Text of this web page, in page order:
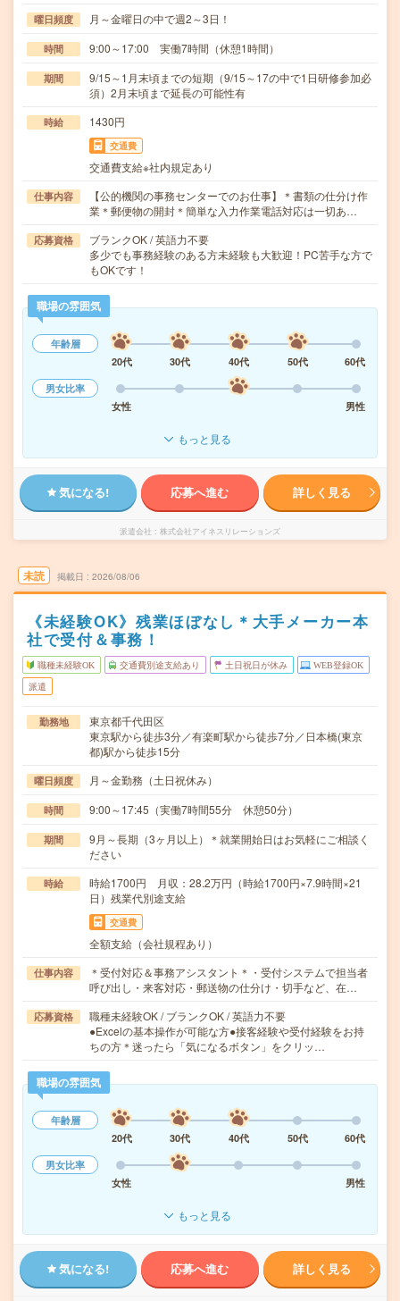
曜日頻度 月～金曜日の中で週2～3日！
時間 9:00～17:00 実働7時間（休憩1時間）
期間
9/15～1月末頃までの短期（9/15～17の中で1日研修参加必
須）2月末頃まで延長の可能性有
時給 1430円
交通費
交通費支給※社内規定あり
仕事内容
【公的機関の事務センターでのお仕事】＊書類の仕分け作
業＊郵便物の開封＊簡単な入力作業電話対応は一切あ…
応募資格
ブランクOK / 英語力不要
多少でも事務経験のある方未経験も大歓迎！PC苦手な方で
もOKです！
職場の雰囲気
年齢層
20代
30代 40代 50代
60代
男女比率
女性
男性
もっと見る
気になる! 応募へ進む 詳しく見る
派遣会社 株式会社アイネスリレーションズ
未読 掲載日 2026/08/06
《未経験OK》残業ほぼなし＊大手メーカー本
社で受付＆事務！
職種未経験OK 交通費別途支給あり 土日祝日が休み WEB登録OK
派遣
勤務地
東京都千代田区
東京駅から徒歩3分／有楽町駅から徒歩7分／日本橋(東京
都)駅から徒歩15分
曜日頻度 月～金勤務（土日祝休み）
時間 9:00～17:45（実働7時間55分 休憩50分）
期間
9月～長期（3ヶ月以上）＊就業開始日はお気軽にご相談く
ださい
時給
時給1700円 月収：28.2万円（時給1700円×7.9時間×21
日）残業代別途支給
交通費
全額支給（会社規程あり）
仕事内容
＊受付対応＆事務アシスタント＊・受付システムで担当者
呼び出し・来客対応・郵送物の仕分け・切手など、在…
応募資格
職種未経験OK / ブランクOK / 英語力不要
●Excelの基本操作が可能な方●接客経験や受付経験をお持
ちの方＊迷ったら「気になるボタン」をクリッ…
職場の雰囲気
年齢層
20代
30代 40代 50代
60代
男女比率
女性
男性
もっと見る
気になる! 応募へ進む 詳しく見る